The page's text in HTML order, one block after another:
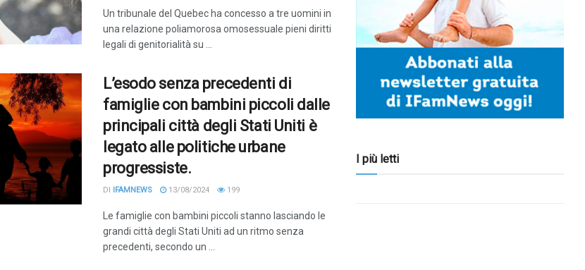
Un tribunale del Quebec ha concesso a tre uomini in
una relazione poliamorosa omosessuale pieni diritti
legali di genitorialità su ...
L’esodo senza precedenti di
famiglie con bambini piccoli dalle
principali città degli Stati Uniti è
legato alle politiche urbane
progressiste.
DI IFAMNEWS 13/08/2024 199
Le famiglie con bambini piccoli stanno lasciando le
grandi città degli Stati Uniti ad un ritmo senza
precedenti, secondo un ...
I più letti